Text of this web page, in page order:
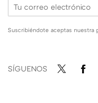
Suscribiéndote aceptas nuestra
SÍGUENOS